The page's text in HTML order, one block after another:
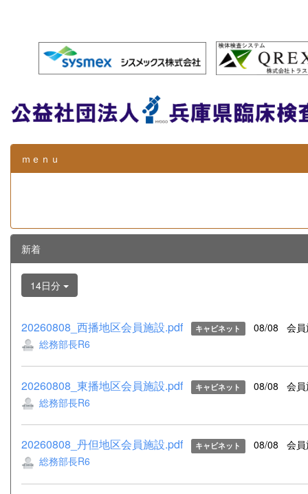
ｍｅｎｕ
新着
14日分
20260808_西播地区会員施設.pdf キャビネット 08/08
会
総務部長R6
20260808_東播地区会員施設.pdf キャビネット 08/08
会
総務部長R6
20260808_丹但地区会員施設.pdf キャビネット 08/08
会
総務部長R6